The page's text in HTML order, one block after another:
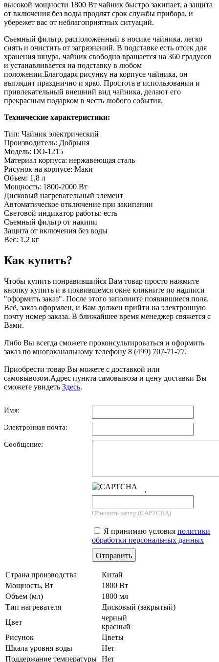
высокой мощности 1800 Вт чайник быстро закипает, а защита
от включения без воды продлят срок службы прибора, и
убережет вас от неблагоприятных ситуаций.
Съемный фильтр, расположенный в носике чайника, легко
снять и очистить от загрязнений. В подставке есть отсек для
хранения шнура, чайник свободно вращается на 360 градусов
и устанавливается на подставку в любом
положении.Благодаря рисунку на корпусе чайника, он
выглядит празднично и ярко. Простота в использовании и
привлекательный внешний вид чайника, делают его
прекрасным подарком в честь любого события.
Технические характеристики:
Тип: Чайник электрический
Производитель: Добрыня
Модель: DO-1215
Материал корпуса: нержавеющая сталь
Рисунок на корпусе: Маки
Объем: 1,8 л
Мощность: 1800-2000 Вт
Дисковый нагревательный элемент
Автоматическое отключение при закипании
Световой индикатор работы: есть
Съемный фильтр от накипи
Защита от включения без воды
Вес: 1,2 кг
Как купить?
Чтобы купить понравившийся Вам товар просто нажмите
кнопку купить и в появившемся окне кликните по надписи
"оформить заказ". После этого заполните появившиеся поля.
Всё, заказ оформлен, и Вам должен прийти на электронную
почту номер заказа. В ближайшее время менеджер свяжется с
Вами.
Либо Вы всегда сможете проконсультироваться и оформить
заказ по многоканальному телефону 8 (499) 707-71-77.
Приобрести товар Вы можете с доставкой или
самовывозом.Адрес пункта самовывоза и цену доставки Вы
сможете увидеть Здесь.
Имя:
Электронная почта:
Сообщение:
→
Обновить капчу (CAPTCHA)
Я принимаю условия политики
обработки персональных данных
Страна производства
Китай
Мощность, Вт
1800 Вт
Объем (мл)
1800 мл
Тип нагревателя
Дисковый (закрытый)
Цвет
черный
красный
Рисунок
Цветы
Шкала уровня воды
Нет
Поддержание температуры Нет